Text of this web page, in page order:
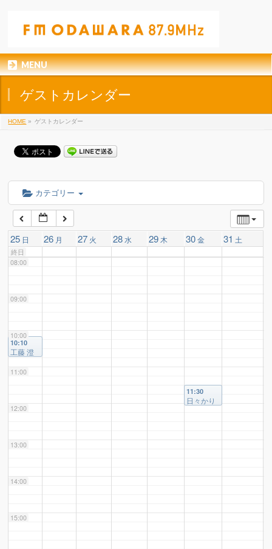
MENU
ゲストカレンダー
HOME » ゲストカレンダー
カテゴリー
25 日 26 月 27 火 28水 29 木 30金 31 土
終日
04:00
05:00
06:00
07:00
08:00
09:00
10:00
11:00
12:00
13:00
14:00
15:00
10:10
工藤 澄
（NPO
代表）
11:30
日々かり